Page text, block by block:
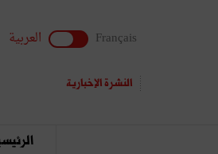
Français العربية
النشرة الإخبارية